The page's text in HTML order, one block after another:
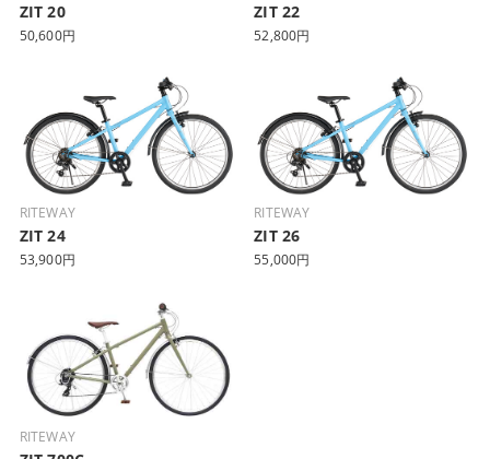
ZIT 20
50,600円
ZIT 22
52,800円
RITEWAY
ZIT 24
53,900円
RITEWAY
ZIT 26
55,000円
RITEWAY